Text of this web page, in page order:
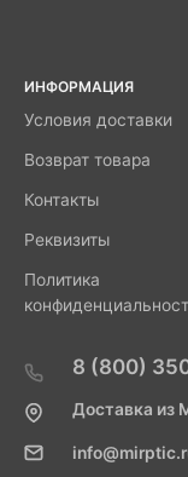
ИНФОРМАЦИЯ
Условия доставки
Возврат товара
Контакты
Реквизиты
Политика
8 (800)
Доставка из